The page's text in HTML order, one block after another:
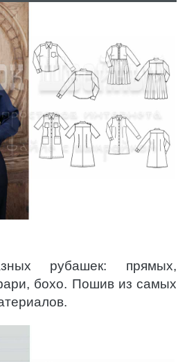
рубашек: прямых,
бохо. Пошив из самых